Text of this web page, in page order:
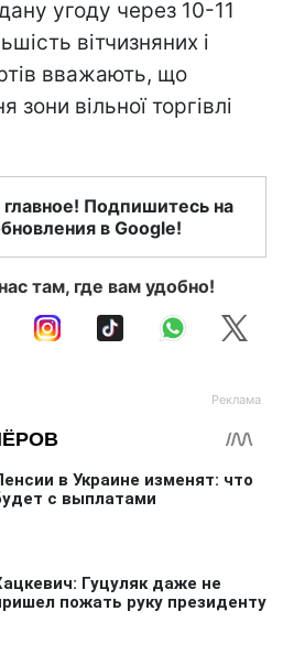
угоду через 10-11
вітчизняних і
вважають, що
вільної торгівлі
Подпишитесь на
в Google!
там, где вам удобно!